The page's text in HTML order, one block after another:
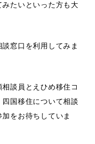
たいといった方も大
窓口を利用してみま
談員とえひめ移住コ
国移住について相談
をお待ちしていま